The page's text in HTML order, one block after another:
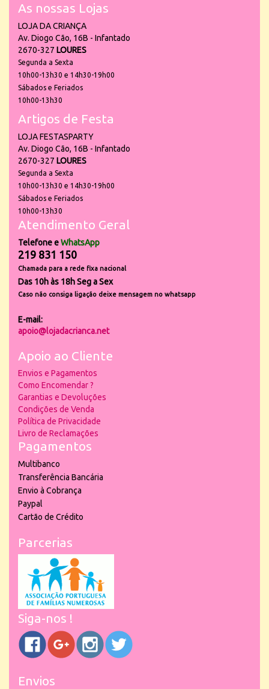
As nossas Lojas
LOJA DA CRIANÇA
Av. Diogo Cão, 16B - Infantado
2670-327 LOURES
Segunda a Sexta
10h00-13h30 e 14h30-19h00
Sábados e Feriados
10h00-13h30
Artigos de Festa
LOJA FESTASPARTY
Av. Diogo Cão, 16B - Infantado
2670-327 LOURES
Segunda a Sexta
10h00-13h30 e 14h30-19h00
Sábados e Feriados
10h00-13h30
Atendimento Geral
Telefone eWhatsApp
219 831 150
Chamada para a rede fixa nacional
Das 10h às 18h Seg a Sex
Caso não consiga ligação deixe mensagem no whatsapp
E-mail:
apoio@lojadacrianca.net
Apoio ao Cliente
Envios e Pagamentos
Como Encomendar ?
Garantias e Devoluções
Condições de Venda
Política de Privacidade
Livro de Reclamações
Pagamentos
Multibanco
Transferência Bancária
Envio à Cobrança
Paypal
Cartão de Crédito
Parcerias
Siga-nos !
Envios